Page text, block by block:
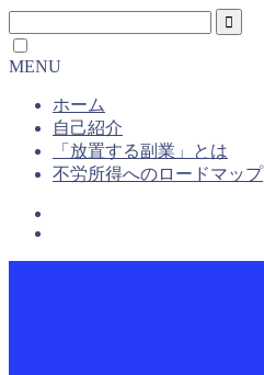
MENU
ホーム
自己紹介
「放置する副業」とは
不労所得へのロードマップ